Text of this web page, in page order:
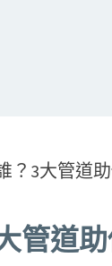
？3大管道
管道